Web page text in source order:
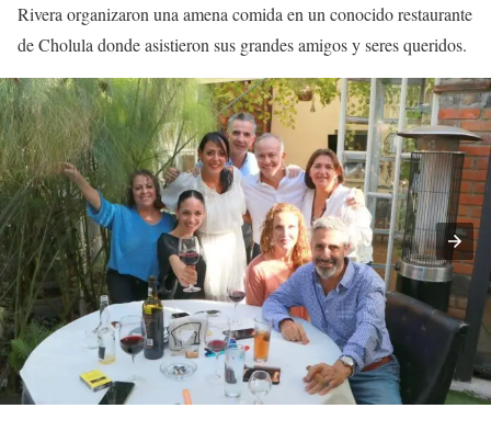
Rivera organizaron una amena comida en un conocido restaurante
de Cholula donde asistieron sus grandes amigos y seres queridos.